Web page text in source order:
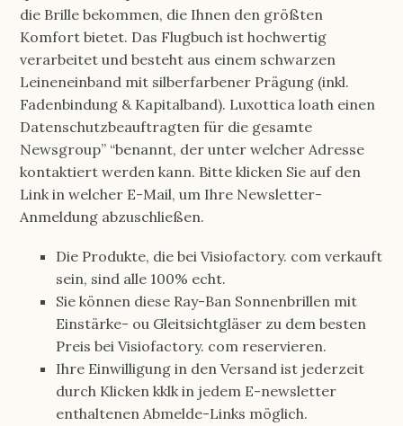
die Brille bekommen, die Ihnen den größten
Komfort bietet. Das Flugbuch ist hochwertig
verarbeitet und besteht aus einem schwarzen
Leineneinband mit silberfarbener Prägung (inkl.
Fadenbindung & Kapitalband). Luxottica loath einen
Datenschutzbeauftragten für die gesamte
Newsgroup” “benannt, der unter welcher Adresse
kontaktiert werden kann. Bitte klicken Sie auf den
Link in welcher E-Mail, um Ihre Newsletter-
Anmeldung abzuschließen.
Die Produkte, die bei Visiofactory. com verkauft
sein, sind alle 100% echt.
Sie können diese Ray-Ban Sonnenbrillen mit
Einstärke- ou Gleitsichtgläser zu dem besten
Preis bei Visiofactory. com reservieren.
Ihre Einwilligung in den Versand ist jederzeit
durch Klicken kklk in jedem E-newsletter
enthaltenen Abmelde-Links möglich.